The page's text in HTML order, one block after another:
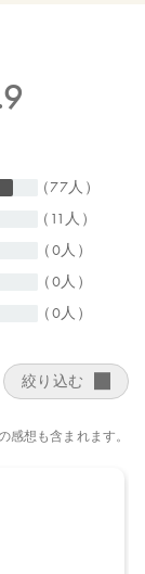
ａ、ホウケイ酸
下さい。
は、各店舗に
合がございます